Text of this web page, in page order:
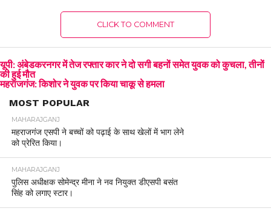
CLICK TO COMMENT
यूपी: अंबेडकरनगर में तेज रफ्तार कार ने दो सगी बहनों समेत युवक को कुचला, तीनों
की हुई मौत
महराजगंज: किशोर ने युवक पर किया चाकू से हमला
MOST POPULAR
MAHARAJGANJ
महराजगंज एसपी ने बच्चों को पढ़ाई के साथ खेलों में भाग लेने
को प्रेरित किया।
MAHARAJGANJ
पुलिस अधीक्षक सोमेन्द्र मीना ने नव नियुक्त डीएसपी बसंत
सिंह को लगाए स्टार।